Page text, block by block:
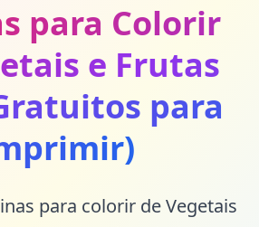
para Colorir
e Frutas
para
para colorir de Vegetais